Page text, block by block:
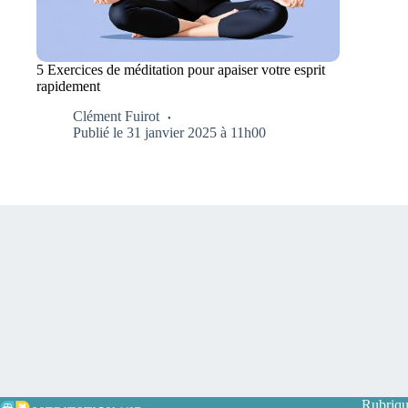
5 Exercices de méditation pour apaiser votre esprit
rapidement
Clément Fuirot
Publié le 31 janvier 2025 à 11h00